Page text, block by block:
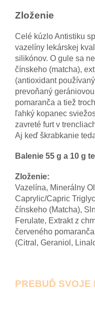
Zloženie
Celé kúzlo Antistiku
vazelíny lekárskej
silikónov. O gule sa
čínskeho (matcha),
(antioxidant
prevoňaný
pomaranča a tiež
ľahký kopanec
zavreté furt v
Aj keď škrabkanie
Balenie 55 g a 10 g
Zloženie:
Vazelína, Minerálny
Caprylic/Capric
čínskeho (Matcha),
Ferulate, Extrakt z
červeného
(Citral, Geraniol,
PREBUĎ